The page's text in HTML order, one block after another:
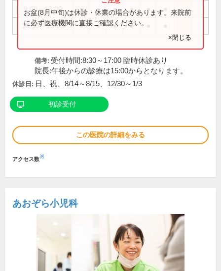
9:00～13:00 ● ● ● ● ●
14:00～18:00 ● ● ● ●
お盆(8月中旬)は休診・休業の場合があります。来院前
に必ず医療機関に直接ご確認ください。
×閉じる
備考: 受付時間:8:30～17:00 臨時休診あり
院長:午後からの診療は15:00からとなります。
休診日: 日、祝、8/14～8/15、12/30～1/3
初診受付
この医院の詳細をみる
アクセス数※
あおぞら小児科